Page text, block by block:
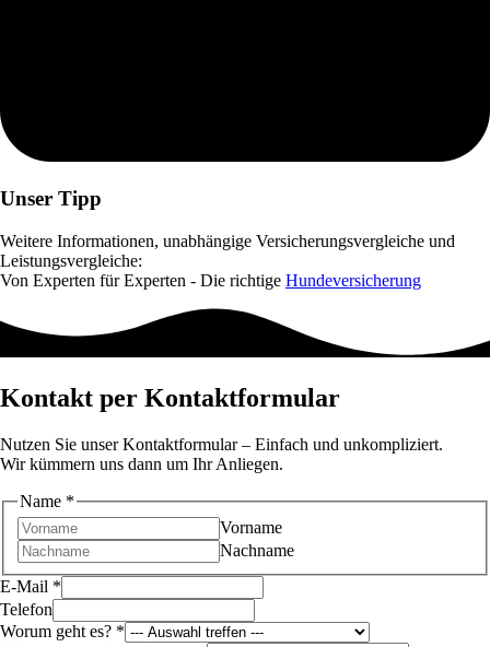
Unser Tipp
Weitere Informationen, unabhängige Versicherungsvergleiche und
Leistungsvergleiche:
Von Experten für Experten - Die richtige Hundeversicherung
Kontakt per Kontaktformular
Nutzen Sie unser Kontaktformular – Einfach und unkompliziert.
Wir kümmern uns dann um Ihr Anliegen.
Name *
Vorname
Nachname
E-Mail *
Telefon
Worum geht es? *